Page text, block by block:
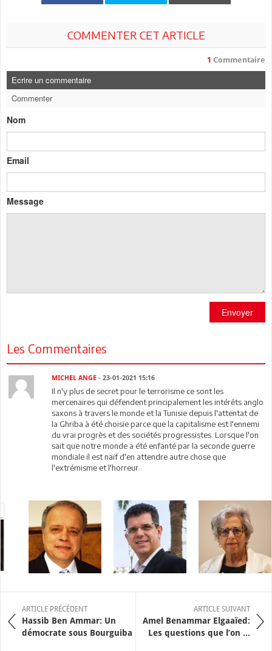
COMMENTER CET ARTICLE
1 Commentaire
Ecrire un commentaire
Commenter
Nom
Email
Message
Envoyer
Les Commentaires
MICHEL ANGE- 23-01-2021 15:16
Il n'y plus de secret pour le terrorisme ce sont les
mercenaires qui défendent principalement les intérêts anglo
saxons à travers le monde et la Tunisie depuis l'attentat de
la Ghriba à été choisie parce que la capitalisme est l'ennemi
du vrai progrès et des sociétés progressistes. Lorsque l'on
sait que notre monde a été enfanté par la seconde guerre
mondiale il est naïf d'en attendre autre chose que
l'extrémisme et l'horreur.
ARTICLE PRÉCÉDENT
Hassib Ben Ammar: Un
démocrate sous Bourguiba
ARTICLE SUIVANT
Amel Benammar Elgaaïed:
Les questions que l’on ...